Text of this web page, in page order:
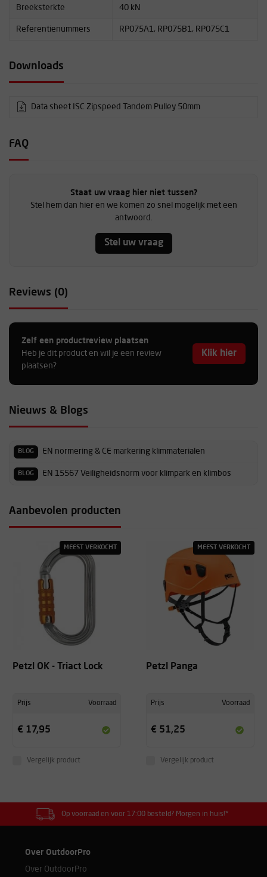
Breeksterkte 40 kN
Referentienummers RP075A1, RP075B1, RP075C1
Downloads
Data sheet ISC Zipspeed Tandem Pulley 50mm
FAQ
Staat uw vraag hier niet tussen?
Stel hem dan hier en we komen zo snel mogelijk met een
antwoord.
Stel uw vraag
Reviews (0)
Zelf een productreview plaatsen
Heb je dit product en wil je een review
plaatsen?
Klik hier
Nieuws & Blogs
BLOG EN normering & CE markering klimmaterialen
BLOG EN 15567 Veiligheidsnorm voor klimpark en klimbos
Aanbevolen producten
MEEST VERKOCHT
Petzl OK - Triact Lock
Prijs Voorraad
€ 17,95
Vergelijk product
MEEST VERKOCHT
Petzl Panga
Prijs Voorraad
€ 51,25
Vergelijk product
Op voorraad en voor 17:00 besteld? Morgen in huis!*
Over OutdoorPro
Over OutdoorPro